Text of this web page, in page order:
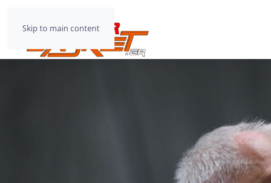
Skip to main content